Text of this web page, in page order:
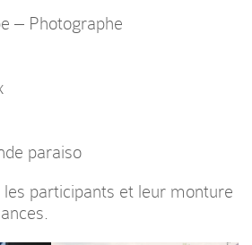
– Photographe
paraiso
participants et leur monture